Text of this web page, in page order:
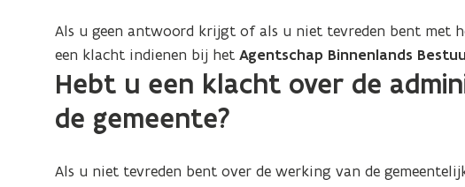
Als u geen antwoord krijgt of als u niet tevreden bent met
een klacht indienen bij hetAgentschap Binnenlands
Hebt u een klacht over de
de gemeente?
Als u niet tevreden bent over de werking van de